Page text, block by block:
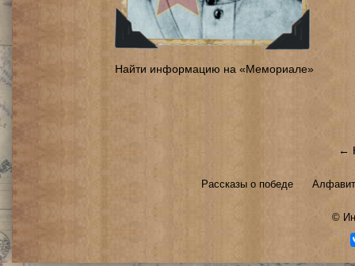
Найти информацию на «Мемориале»
←
Рассказы о победе
©